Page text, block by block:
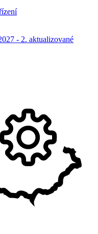
- 2. aktualizované